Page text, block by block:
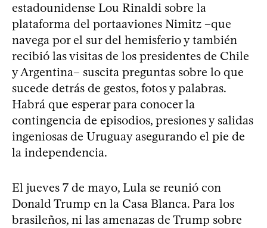
estadounidense Lou Rinaldi sobre la
plataforma del portaaviones Nimitz –que
navega por el sur del hemisferio y también
recibió las visitas de los presidentes de Chile
y Argentina– suscita preguntas sobre lo que
sucede detrás de gestos, fotos y palabras.
Habrá que esperar para conocer la
contingencia de episodios, presiones y salidas
ingeniosas de Uruguay asegurando el pie de
la independencia.
El jueves 7 de mayo, Lula se reunió con
Donald Trump en la Casa Blanca. Para los
brasileños, ni las amenazas de Trump sobre